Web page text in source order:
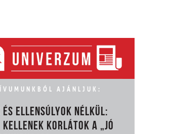
AJÁNLJUK:
ÉS ELLENSÚLYOK NÉLKÜL:
KORLÁTOK A „JÓ